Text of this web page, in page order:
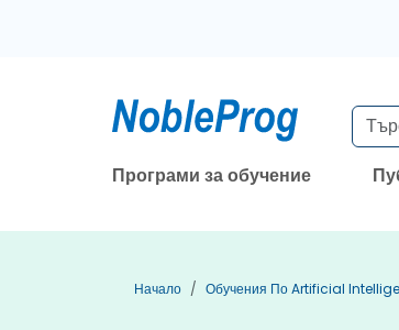
Програми за обучение
Начало Обучения По Artificial